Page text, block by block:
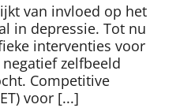
van invloed op het
in depressie. Tot nu
interventies voor
zelfbeeld
Competitive
voor [...]